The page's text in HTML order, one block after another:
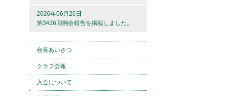
2026年06月26日
第3436回例会報告を掲載しました。
会長あいさつ
クラブ会報
入会について